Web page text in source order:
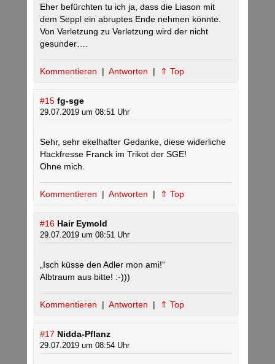
Eher befürchten tu ich ja, dass die Liason mit
dem Seppl ein abruptes Ende nehmen könnte.
Von Verletzung zu Verletzung wird der nicht
gesunder….
Kommentieren | Antworten | ⇑ Top
#15 fg-sge
29.07.2019 um 08:51 Uhr
Sehr, sehr ekelhafter Gedanke, diese widerliche
Hackfresse Franck im Trikot der SGE!
Ohne mich.
Kommentieren | Antworten | ⇑ Top
#16 Hair Eymold
29.07.2019 um 08:51 Uhr
„Isch küsse den Adler mon ami!“
Albtraum aus bitte! :-)))
Kommentieren | Antworten | ⇑ Top
#17 Nidda-Pflanz
29.07.2019 um 08:54 Uhr